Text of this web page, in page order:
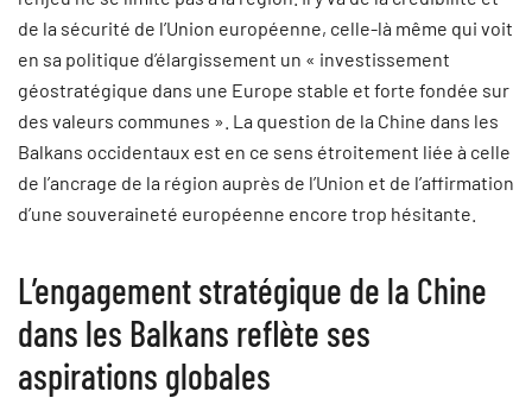
de la sécurité de l’Union européenne, celle-là même qui voit
en sa politique d’élargissement un « investissement
géostratégique dans une Europe stable et forte fondée sur
des valeurs communes ». La question de la Chine dans les
Balkans occidentaux est en ce sens étroitement liée à celle
de l’ancrage de la région auprès de l’Union et de l’affirmation
d’une souveraineté européenne encore trop hésitante.
L’engagement stratégique de la Chine
dans les Balkans reflète ses
aspirations globales